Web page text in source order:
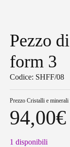
Pezzo
form 3
Codice: SHFF/08
Prezzo Cristalli e minerali
94,00€
1 disponibili